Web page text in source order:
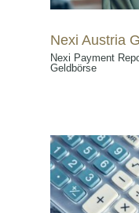
Nexi Payment
Geldbörse
Nexi Austria